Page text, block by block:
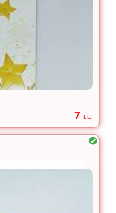
7 LEI